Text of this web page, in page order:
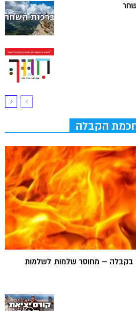
הקבלה
בקבלה – מחוסר שלמות לשלמות